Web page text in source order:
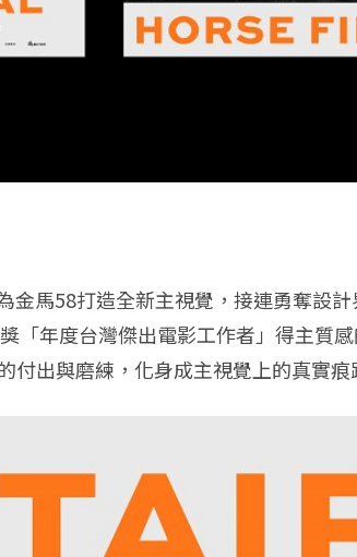
馬58打造全新主視覺，接連勇奪設
「年度台灣傑出電影工作者」得主質
付出與磨練，化身成主視覺上的真實